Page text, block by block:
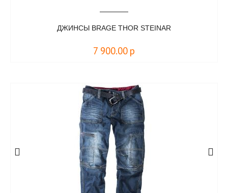
ДЖИНСЫ BRAGE THOR STEINAR
7 900.00 р